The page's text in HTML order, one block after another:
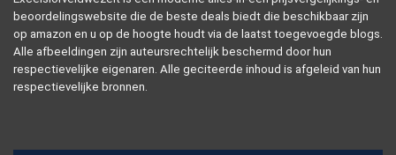
beoordelingswebsite die de beste deals biedt die beschikbaar zijn
op amazon en u op de hoogte houdt via de laatst toegevoegde blogs.
Alle afbeeldingen zijn auteursrechtelijk beschermd door hun
respectievelijke eigenaren. Alle geciteerde inhoud is afgeleid van hun
respectievelijke bronnen.